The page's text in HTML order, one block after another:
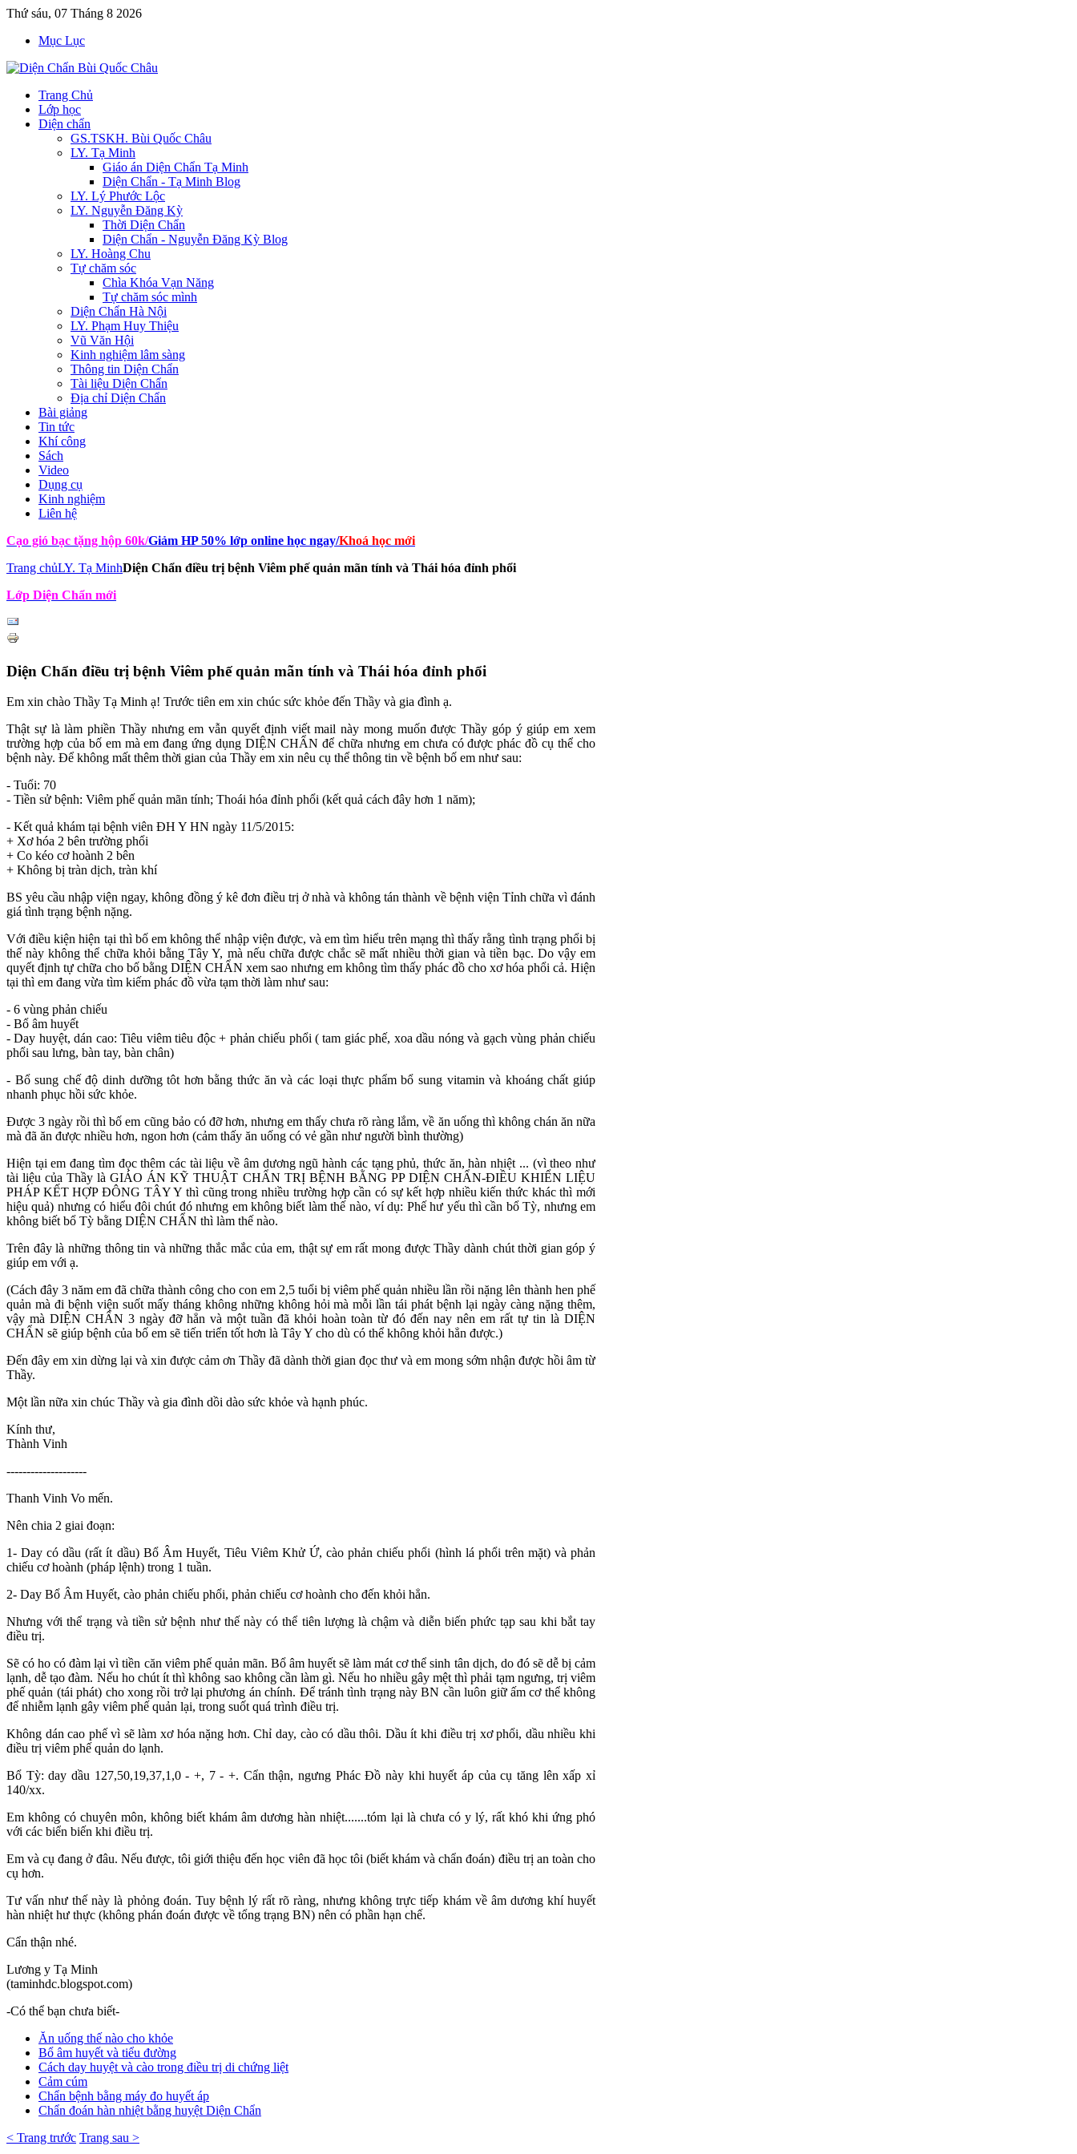
Thứ sáu, 07 Tháng 8 2026
Mục Lục
Trang Chủ
Lớp học
Diện chẩn
GS.TSKH. Bùi Quốc Châu
LY. Tạ Minh
Giáo án Diện Chẩn Tạ Minh
Diện Chẩn - Tạ Minh Blog
LY. Lý Phước Lộc
LY. Nguyễn Đăng Kỳ
Thời Diện Chẩn
Diện Chẩn - Nguyễn Đăng Kỳ Blog
LY. Hoàng Chu
Tự chăm sóc
Chìa Khóa Vạn Năng
Tự chăm sóc mình
Diện Chẩn Hà Nội
LY. Phạm Huy Thiệu
Vũ Văn Hội
Kinh nghiệm lâm sàng
Thông tin Diện Chẩn
Tài liệu Diện Chẩn
Địa chỉ Diện Chẩn
Bài giảng
Tin tức
Khí công
Sách
Video
Dụng cụ
Kinh nghiệm
Liên hệ
Cạo gió bạc tặng hộp 60k/Giảm HP 50% lớp online học ngay/Khoá học mới
Trang chủLY. Tạ MinhDiện Chẩn điều trị bệnh Viêm phế quản mãn tính và Thái hóa đỉnh phổi
Lớp Diện Chẩn mới
Diện Chẩn điều trị bệnh Viêm phế quản mãn tính và Thái hóa đỉnh phổi
Em xin chào Thầy Tạ Minh ạ! Trước tiên em xin chúc sức khỏe đến Thầy và gia đình ạ.
Thật sự là làm phiền Thầy nhưng em vẫn quyết định viết mail này mong muốn được Thầy góp ý giúp em xem
trường hợp của bố em mà em đang ứng dụng DIỆN CHẨN để chữa nhưng em chưa có được phác đồ cụ thể cho
bệnh này. Để không mất thêm thời gian của Thầy em xin nêu cụ thể thông tin về bệnh bố em như sau:
- Tuổi: 70
- Tiền sử bệnh: Viêm phế quản mãn tính; Thoái hóa đỉnh phổi (kết quả cách đây hơn 1 năm);
- Kết quả khám tại bệnh viên ĐH Y HN ngày 11/5/2015:
+ Xơ hóa 2 bên trường phổi
+ Co kéo cơ hoành 2 bên
+ Không bị tràn dịch, tràn khí
BS yêu cầu nhập viện ngay, không đồng ý kê đơn điều trị ở nhà và không tán thành về bệnh viện Tỉnh chữa vì đánh
giá tình trạng bệnh nặng.
Với điều kiện hiện tại thì bố em không thể nhập viện được, và em tìm hiểu trên mạng thì thấy rằng tình trạng phổi bị
thế này không thể chữa khỏi bằng Tây Y, mà nếu chữa được chắc sẽ mất nhiều thời gian và tiền bạc. Do vậy em
quyết định tự chữa cho bố bằng DIỆN CHẨN xem sao nhưng em không tìm thấy phác đồ cho xơ hóa phổi cả. Hiện
tại thì em đang vừa tìm kiếm phác đồ vừa tạm thời làm như sau:
- 6 vùng phản chiếu
- Bổ âm huyết
- Day huyệt, dán cao: Tiêu viêm tiêu độc + phản chiếu phổi ( tam giác phế, xoa dầu nóng và gạch vùng phản chiếu
phổi sau lưng, bàn tay, bàn chân)
- Bổ sung chế độ dinh dưỡng tôt hơn bằng thức ăn và các loại thực phẩm bổ sung vitamin và khoáng chất giúp
nhanh phục hồi sức khỏe.
Được 3 ngày rồi thì bố em cũng bảo có đỡ hơn, nhưng em thấy chưa rõ ràng lắm, về ăn uống thì không chán ăn nữa
mà đã ăn được nhiều hơn, ngon hơn (cảm thấy ăn uống có vẻ gần như người bình thường)
Hiện tại em đang tìm đọc thêm các tài liệu về âm dương ngũ hành các tạng phủ, thức ăn, hàn nhiệt ... (vì theo như
tài liệu của Thầy là GIÁO ÁN KỸ THUẬT CHẨN TRỊ BỆNH BẰNG PP DIỆN CHẨN-ĐIỀU KHIỂN LIỆU
PHÁP KẾT HỢP ĐÔNG TÂY Y thì cũng trong nhiều trường hợp cần có sự kết hợp nhiều kiến thức khác thì mới
hiệu quả) nhưng có hiểu đôi chút đó nhưng em không biết làm thế nào, ví dụ: Phế hư yếu thì cần bổ Tỳ, nhưng em
không biết bổ Tỳ bằng DIỆN CHẨN thì làm thế nào.
Trên đây là những thông tin và những thắc mắc của em, thật sự em rất mong được Thầy dành chút thời gian góp ý
giúp em với ạ.
(Cách đây 3 năm em đã chữa thành công cho con em 2,5 tuổi bị viêm phế quản nhiều lần rồi nặng lên thành hen phế
quản mà đi bệnh viện suốt mấy tháng không những không hỏi mà mỗi lần tái phát bệnh lại ngày càng nặng thêm,
vậy mà DIỆN CHẨN 3 ngày đỡ hẳn và một tuần đã khỏi hoàn toàn từ đó đến nay nên em rất tự tin là DIỆN
CHẨN sẽ giúp bệnh của bố em sẽ tiến triển tốt hơn là Tây Y cho dù có thể không khỏi hẳn được.)
Đến đây em xin dừng lại và xin được cảm ơn Thầy đã dành thời gian đọc thư và em mong sớm nhận được hồi âm từ
Thầy.
Một lần nữa xin chúc Thầy và gia đình dồi dào sức khỏe và hạnh phúc.
Kính thư,
Thành Vinh
--------------------
Thanh Vinh Vo mến.
Nên chia 2 giai đoạn:
1- Day có dầu (rất ít dầu) Bổ Âm Huyết, Tiêu Viêm Khử Ứ, cào phản chiếu phổi (hình lá phổi trên mặt) và phản
chiếu cơ hoành (pháp lệnh) trong 1 tuần.
2- Day Bổ Âm Huyết, cào phản chiếu phổi, phản chiếu cơ hoành cho đến khỏi hẳn.
Nhưng với thể trạng và tiền sử bệnh như thế này có thể tiên lượng là chậm và diễn biến phức tạp sau khi bắt tay
điều trị.
Sẽ có ho có đàm lại vì tiền căn viêm phế quản mãn. Bổ âm huyết sẽ làm mát cơ thể sinh tân dịch, do đó sẽ dễ bị cảm
lạnh, dễ tạo đàm. Nếu ho chút ít thì không sao không cần làm gì. Nếu ho nhiều gây mệt thì phải tạm ngưng, trị viêm
phế quản (tái phát) cho xong rồi trở lại phương án chính. Để tránh tình trạng này BN cần luôn giữ ấm cơ thể không
để nhiễm lạnh gây viêm phế quản lại, trong suốt quá trình điều trị.
Không dán cao phế vì sẽ làm xơ hóa nặng hơn. Chỉ day, cào có dầu thôi. Dầu ít khi điều trị xơ phổi, dầu nhiều khi
điều trị viêm phế quản do lạnh.
Bổ Tỳ: day dầu 127,50,19,37,1,0 - +, 7 - +. Cẩn thận, ngưng Phác Đồ này khi huyết áp của cụ tăng lên xấp xỉ
140/xx.
Em không có chuyên môn, không biết khám âm dương hàn nhiệt.......tóm lại là chưa có y lý, rất khó khi ứng phó
với các biển biến khi điều trị.
Em và cụ đang ở đâu. Nếu được, tôi giới thiệu đến học viên đã học tôi (biết khám và chẩn đoán) điều trị an toàn cho
cụ hơn.
Tư vấn như thế này là phỏng đoán. Tuy bệnh lý rất rõ ràng, nhưng không trực tiếp khám về âm dương khí huyết
hàn nhiệt hư thực (không phán đoán được về tổng trạng BN) nên có phần hạn chế.
Cẩn thận nhé.
Lương y Tạ Minh
(taminhdc.blogspot.com)
-Có thể bạn chưa biết-
Ăn uống thế nào cho khỏe
Bổ âm huyết và tiểu đường
Cách day huyệt và cào trong điều trị di chứng liệt
Cảm cúm
Chẩn bệnh bằng máy đo huyết áp
Chẩn đoán hàn nhiệt bằng huyệt Diện Chẩn
< Trang trước Trang sau >